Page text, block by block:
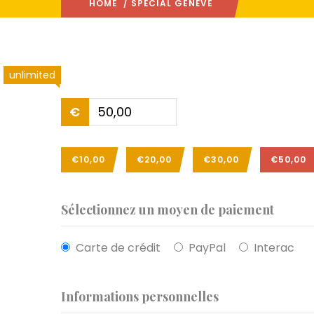
HOME / SPÉCIAL GENÈVE
unlimited
€
€10,00 €20,00 €30,00 €50,00
Sélectionnez un moyen de paiement
Carte de crédit PayPal Interac
Informations personnelles